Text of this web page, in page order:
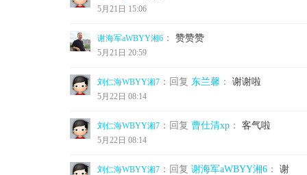
5月21日 15:06
谢海军aWBYY湘6 ： 赞赞赞
5月21日 20:59
刘仁海WBYY湘7 ：回复 东兰馨 ： 谢谢啦
5月22日 08:14
刘仁海WBYY湘7 ：回复 曹仕清xp ： 客气啦
5月22日 08:14
刘仁海WBYY湘7 ：回复 谢海军aWBYY湘6 ： 谢